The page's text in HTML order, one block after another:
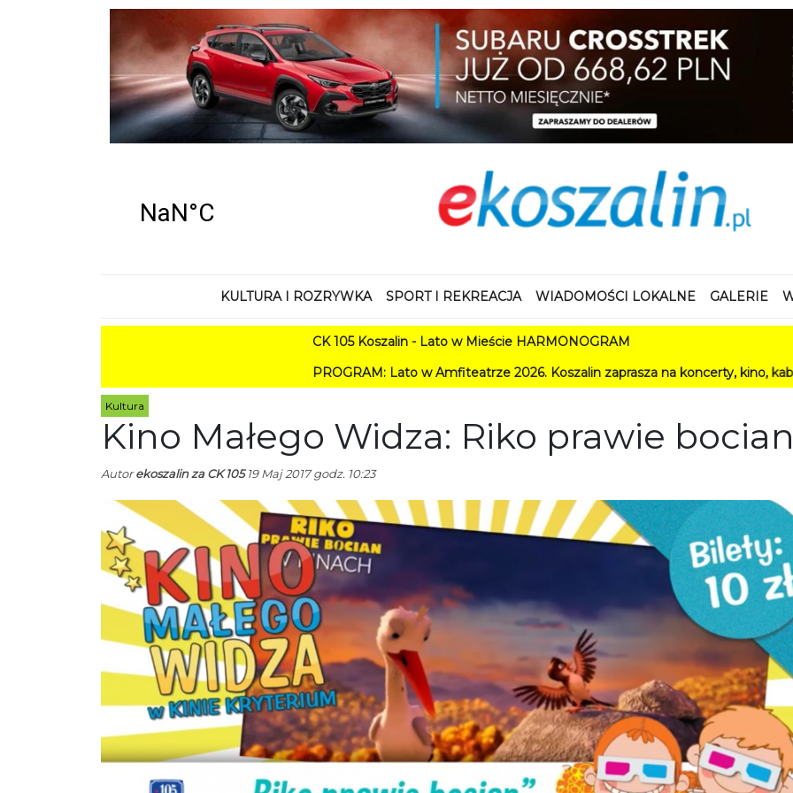
KULTURA I ROZRYWKA SPORT I REKREACJA WIADOMOŚCI LOKALNE GALERIE
CK 105 Koszalin - Lato w Mieście HARMONOGRAM
PROGRAM: Lato w Amfiteatrze 2026. Koszalin zaprasza na koncerty, kino, kabarety i
Kultura
Kino Małego Widza: Riko prawie
Autorekoszalin za CK 10519 Maj 2017 godz. 10:23